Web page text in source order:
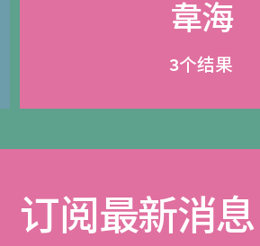
韋海
3个结果
订阅最新消息